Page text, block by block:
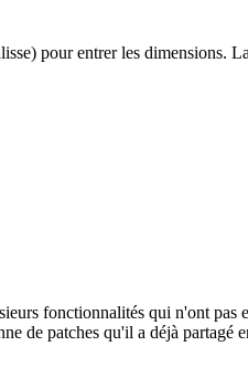
pour entrer les dimensions.
fonctionnalités qui n'ont pas
de patches qu'il a déjà partagé